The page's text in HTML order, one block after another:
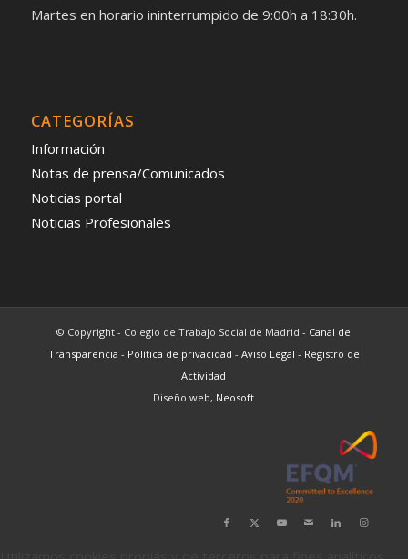
Martes en horario ininterrumpido de 9:00h a 18:30h.
CATEGORÍAS
Información
Notas de prensa/Comunicados
Noticias portal
Noticias Profesionales
© Copyright - Colegio de Trabajo Social de Madrid - Canal de
Transparencia - Política de privacidad - Aviso Legal - Registro de
Actividad
Diseño web, Neosoft